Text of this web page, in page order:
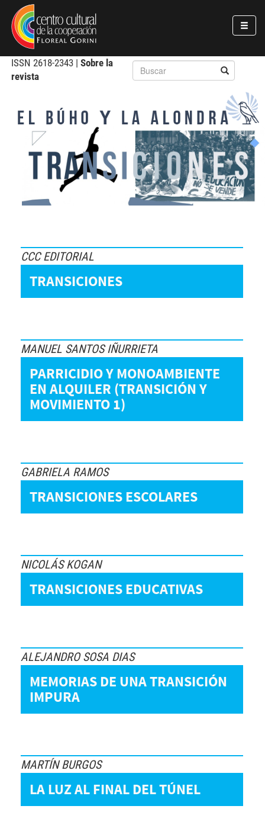
Pasar al contenido principal
Jump to main content
ISSN 2618-2343| Sobre la
revista
CCC EDITORIAL
TRANSICIONES
MANUEL SANTOS IÑURRIETA
PARRICIDIO Y MONOAMBIENTE
EN ALQUILER (TRANSICIÓN Y
MOVIMIENTO 1)
GABRIELA RAMOS
TRANSICIONES ESCOLARES
NICOLÁS KOGAN
TRANSICIONES EDUCATIVAS
ALEJANDRO SOSA DIAS
MEMORIAS DE UNA TRANSICIÓN
IMPURA
MARTÍN BURGOS
LA LUZ AL FINAL DEL TÚNEL